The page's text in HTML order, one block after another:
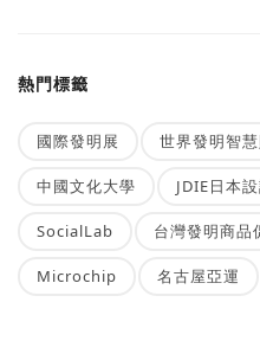
熱門標籤
國際發明展 世界發明智
中國文化大學 JDIE日本
SocialLab 台灣發明商品
Microchip 名古屋亞運